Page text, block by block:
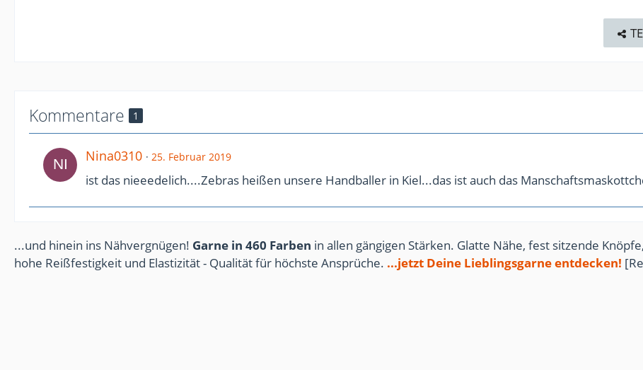
Kommentare 1
Nina0310 25. Februar 2019
ist das nieeedelich....Zebras heißen unsere Handballer in Kiel...das ist auch das
...und hinein ins Nähvergnügen! Garne in 460 Farben in allen gängigen Stärken. Glatte Nähe, fest sitzende
hohe Reißfestigkeit und Elastizität - Qualität für höchste Ansprüche. ...jetzt Deine Lieblingsgarne entdecken!